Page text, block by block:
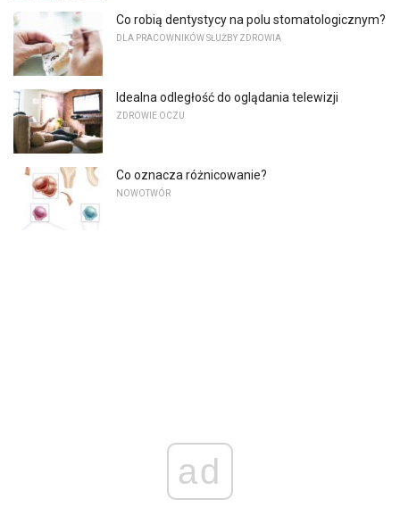
Co robią dentystycy na polu stomatologicznym?
DLA PRACOWNIKÓW SŁUŻBY ZDROWIA
Idealna odległość do oglądania telewizji
ZDROWIE OCZU
Co oznacza różnicowanie?
NOWOTWÓR
ad